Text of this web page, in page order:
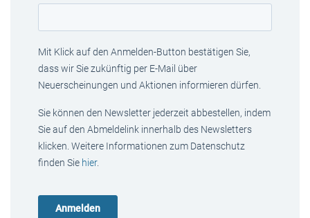
Mit Klick auf den Anmelden-Button bestätigen Sie,
dass wir Sie zukünftig per E-Mail über
Neuerscheinungen und Aktionen informieren dürfen.
Sie können den Newsletter jederzeit abbestellen, indem
Sie auf den Abmeldelink innerhalb des Newsletters
klicken. Weitere Informationen zum Datenschutz
finden Sie hier.